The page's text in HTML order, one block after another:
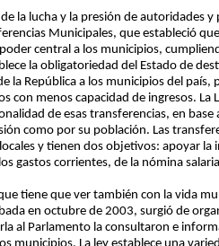
de la lucha y la presión de autoridades
Municipales, que estableció
central a los municipios,
la obligatoriedad del Estado de
la República a los municipios del
con menos capacidad de ingresos. La
de esas transferencias, en
como por su población. Las
y tienen dos objetivos: apoyar
gastos corrientes, de la nómina
tiene que ver también con la vida
en octubre de 2003, surgió de
al Parlamento la consultaron e